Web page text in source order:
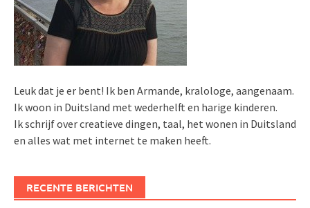
Leuk dat je er bent! Ik ben Armande, kralologe, aangenaam.
Ik woon in Duitsland met wederhelft en harige kinderen.
Ik schrijf over creatieve dingen, taal, het wonen in Duitsland
en alles wat met internet te maken heeft.
RECENTE BERICHTEN